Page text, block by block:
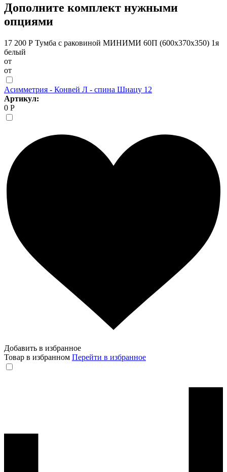
Дополните комплект нужными
опциями
17 200 Р Тумба с раковиной МИНИМИ 60П (600x370x350) 1я
белый
от
от
Асимметрия - Конвей Л - спина Шиацу 12
Артикул:
0 Р
Добавить в избранное
Товар в избранном Перейти в избранное